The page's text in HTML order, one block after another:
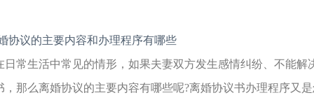
协议的主要内容和办理程序有哪些
日常生活中常见的情形，如果夫妻双方发生感情纠纷、不能解
，那么离婚协议的主要内容有哪些呢?离婚协议书办理程序又